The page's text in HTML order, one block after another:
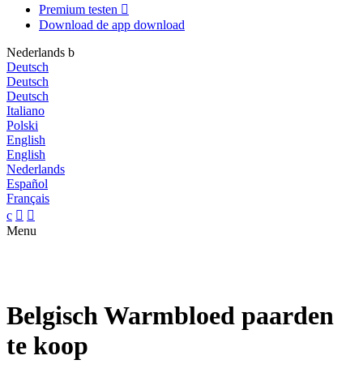
Premium testen 
Download de app download
Nederlands b
Deutsch
Deutsch
Deutsch
Italiano
Polski
English
English
Nederlands
Español
Français
c  
Menu
Belgisch Warmbloed paarden
te koop